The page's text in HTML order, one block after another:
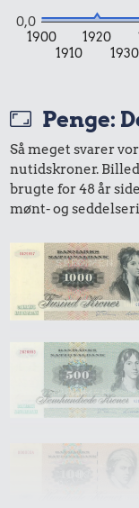
1900
1910
1920
1930
0,0
Penge:
Så meget svarer
nutidskroner.
brugte for 48 år
mønt- og